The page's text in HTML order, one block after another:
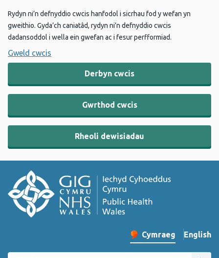
Rydyn ni’n defnyddio cwcis hanfodol i sicrhau fod y wefan yn
gweithio. Gyda’ch caniatâd, rydyn ni’n defnyddio cwcis
dadansoddol i wella ein gwefan ac i fesur perfformiad.
Gweld cwcis
Derbyn cwcis
Gwrthod cwcis
Rheoli dewisiadau
Newid iaith y wefan
Cymraeg English
–